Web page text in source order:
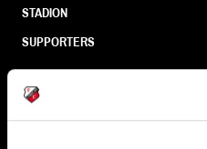
STADION
SUPPORTERS
Informatie